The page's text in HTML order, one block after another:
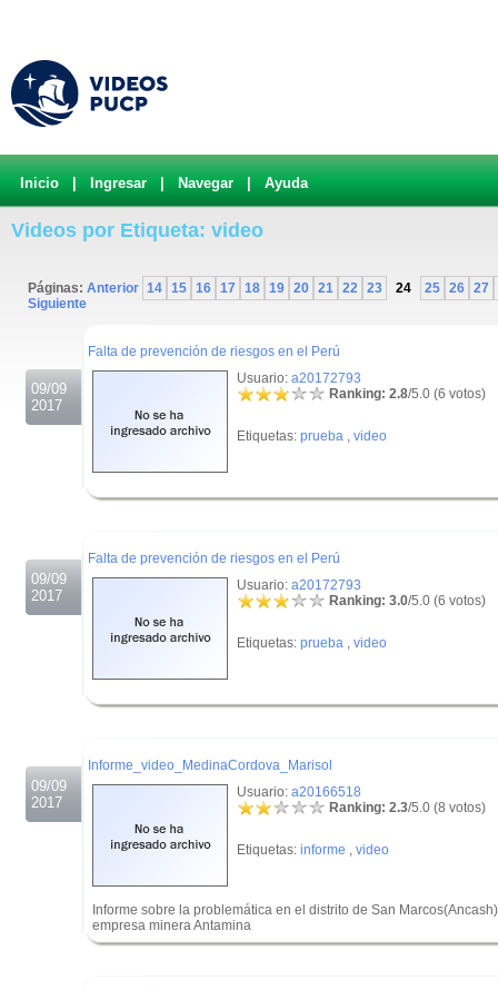
Inicio Ingresar Navegar Ayuda
Videos por Etiqueta: video
Páginas: Anterior 14 15 16 17 18 19 20 21 22 23 24 25 26 27
Siguiente
09/09
2017
Falta de prevención de riesgos en el Perú
Usuario: a20172793
Ranking: 2.8/5.0 (6 votos)
Etiquetas: prueba , video
09/09
2017
Falta de prevención de riesgos en el Perú
Usuario: a20172793
Ranking: 3.0/5.0 (6 votos)
Etiquetas: prueba , video
09/09
2017
Informe_video_MedinaCordova_Marisol
Usuario: a20166518
Ranking: 2.3/5.0 (8 votos)
Etiquetas: informe , video
Informe sobre la problemática en el distrito de San
empresa minera Antamina